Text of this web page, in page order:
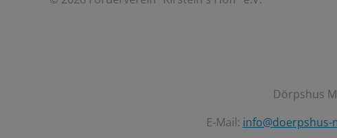
Dörpshus
E-Mail: